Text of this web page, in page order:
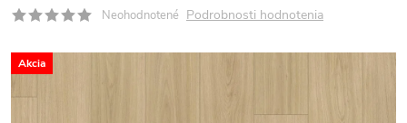
Neohodnotené Podrobnosti hodnotenia
Akcia